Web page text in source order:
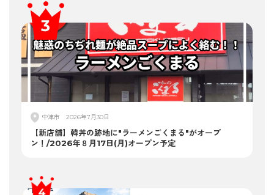
中津市 2026年7月30日
【新店舗】韓丼の跡地に"ラーメンごくまる"がオープ
ン！/2026年８月17日(月)オープン予定